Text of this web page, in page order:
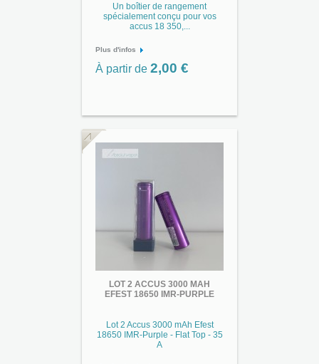
Un boîtier de rangement
spécialement conçu pour vos
accus 18 350,...
Plus d'infos
À partir de 2,00 €
LOT 2 ACCUS 3000 MAH
EFEST 18650 IMR-PURPLE
Lot 2 Accus 3000 mAh Efest
18650 IMR-Purple - Flat Top - 35
A